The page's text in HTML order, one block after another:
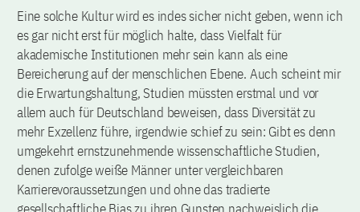
Eine solche Kultur wird es indes sicher nicht geben, wenn ich
es gar nicht erst für möglich halte, dass Vielfalt für
akademische Institutionen mehr sein kann als eine
Bereicherung auf der menschlichen Ebene. Auch scheint mir
die Erwartungshaltung, Studien müssten erstmal und vor
allem auch für Deutschland beweisen, dass Diversität zu
mehr Exzellenz führe, irgendwie schief zu sein: Gibt es denn
umgekehrt ernstzunehmende wissenschaftliche Studien,
denen zufolge weiße Männer unter vergleichbaren
Karrierevoraussetzungen und ohne das tradierte